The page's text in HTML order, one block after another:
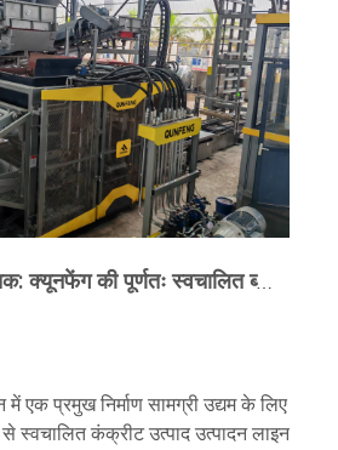
समुच्चय से संरचना तक: क्यूनफेंग की पूर्णतः स्वचालित ब्लॉक उत्पादन लाइन हैनान में तैनात है
एक प्रमुख निर्माण सामग्री उद्यम के लिए
से स्वचालित कंक्रीट उत्पाद उत्पादन लाइन